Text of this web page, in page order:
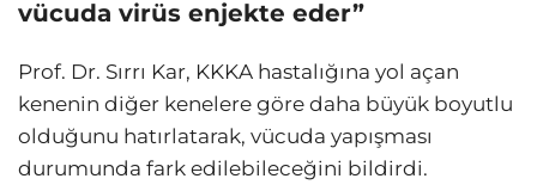
vücuda virüs enjekte eder”
Prof. Dr. Sırrı Kar, KKKA hastalığına yol açan
kenenin diğer kenelere göre daha büyük boyutlu
olduğunu hatırlatarak, vücuda yapışması
durumunda fark edilebileceğini bildirdi.